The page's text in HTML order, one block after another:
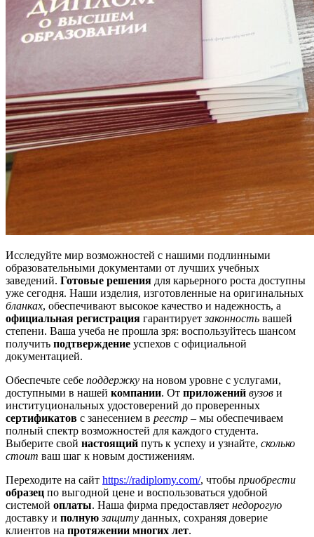
Исследуйте мир возможностей с нашими подлинными
образовательными документами от лучших учебных
заведений. Готовые решения для карьерного роста доступны
уже сегодня. Наши изделия, изготовленные на оригинальных
бланках, обеспечивают высокое качество и надежность, а
официальная регистрация гарантируетзаконность вашей
степени. Ваша учеба не прошла зря: воспользуйтесь шансом
получить подтверждение успехов с официальной
документацией.
Обеспечьте себе поддержку на новом уровне с услугами,
доступными в нашей компании. От приложений вузов и
институциональных удостоверений до проверенных
сертификатов с занесением в реестр – мы обеспечиваем
полный спектр возможностей для каждого студента.
Выберите свой настоящий путь к успеху и узнайте, сколько
стоит ваш шаг к новым достижениям.
Переходите на сайт https://radiplomy.com/, чтобы приобрести
образец по выгодной цене и воспользоваться удобной
системой оплаты. Наша фирма предоставляет недорогую
доставку и полную защиту данных, сохраняя доверие
клиентов на протяжении многих лет.